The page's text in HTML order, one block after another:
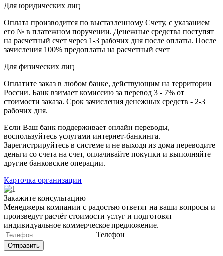
Для юридических лиц
Оплата производится по выставленному Счету, с указанием
его № в платежном поручении. Денежные средства поступят
на расчетный счет через 1-3 рабочих дня после оплаты. После
зачисления 100% предоплаты на расчетный счет
Для физических лиц
Оплатите заказ в любом банке, действующим на территории
России. Банк взимает комиссию за перевод 3 - 7% от
стоимости заказа. Срок зачисления денежных средств - 2-3
рабочих дня.
Если Ваш банк поддерживает онлайн переводы,
воспользуйтесь услугами интернет-банкинга.
Зарегистрируйтесь в системе и не выходя из дома переводите
деньги со счета на счет, оплачивайте покупки и выполняйте
другие банковские операции.
Карточка организации
Закажите консультацию
Менеджеры компании с радостью ответят на ваши вопросы и
произведут расчёт стоимости услуг и подготовят
индивидуальное коммерческое предложение.
Телефон